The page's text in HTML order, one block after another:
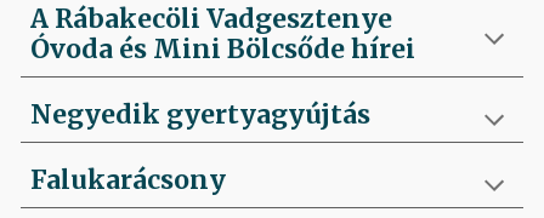
A Rábakecöli Vadgesztenye
Óvoda és Mini Bölcsőde hírei
Negyedik gyertyagyújtás
Falukarácsony